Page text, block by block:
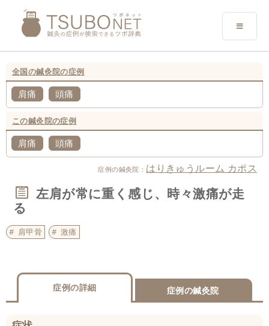
全国の鍼灸院の症例
肩痛 頭痛
この鍼灸院の症例
肩痛 頭痛
症例の鍼灸院： はりきゅうルーム カポス
左肩が常に重く感じ、時々激痛が走
る
肩甲骨 激痛
症例の詳細 症例の鍼灸院